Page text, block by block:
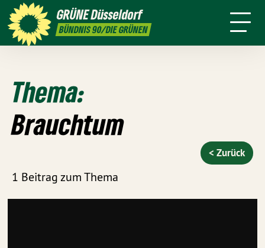
GRÜNEDüsseldorf
BÜNDNIS 90/DIE GRÜNEN
GRÜNFUNK Presse
Stadtbezirke Termine Mitmachen
Thema:
Brauchtum
1 Beitrag zum Thema
< Zurück